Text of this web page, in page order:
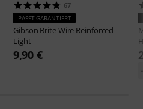
67
PASST GARANTIERT
Gibson Brite Wire Reinforced
Light
9,90 €